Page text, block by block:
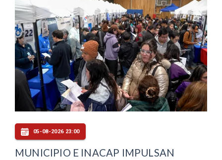
05-08-2026 23:00
MUNICIPIO E INACAP IMPULSAN